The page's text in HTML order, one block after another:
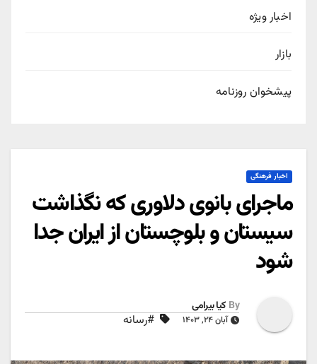
اخبار ویژه
بازار
پیشخوان روزنامه
اخبار فرهنگی
ماجرای بانوی دلاوری که نگذاشت
سیستان و بلوچستان از ایران جدا
شود
By کیا بیرامی
آبان ۲۴, ۱۴۰۳ #رسانه